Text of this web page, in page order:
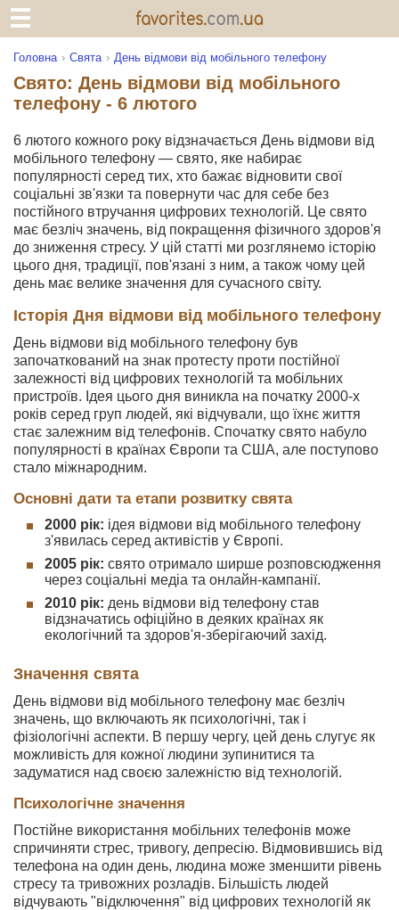
Головна Свята День відмови від мобільного телефону
Свято: День відмови від мобільного
телефону - 6 лютого
6 лютого кожного року відзначається День відмови від
мобільного телефону — свято, яке набирає
популярності серед тих, хто бажає відновити свої
соціальні зв'язки та повернути час для себе без
постійного втручання цифрових технологій. Це свято
має безліч значень, від покращення фізичного здоров'я
до зниження стресу. У цій статті ми розглянемо історію
цього дня, традиції, пов'язані з ним, а також чому цей
день має велике значення для сучасного світу.
Історія Дня відмови від мобільного телефону
День відмови від мобільного телефону був
започаткований на знак протесту проти постійної
залежності від цифрових технологій та мобільних
пристроїв. Ідея цього дня виникла на початку 2000-х
років серед груп людей, які відчували, що їхнє життя
стає залежним від телефонів. Спочатку свято набуло
популярності в країнах Європи та США, але поступово
стало міжнародним.
Основні дати та етапи розвитку свята
2000 рік: ідея відмови від мобільного телефону
з'явилась серед активістів у Європі.
2005 рік: свято отримало ширше розповсюдження
через соціальні медіа та онлайн-кампанії.
2010 рік: день відмови від телефону став
відзначатись офіційно в деяких країнах як
екологічний та здоров'я-зберігаючий захід.
Значення свята
День відмови від мобільного телефону має безліч
значень, що включають як психологічні, так і
фізіологічні аспекти. В першу чергу, цей день слугує як
можливість для кожної людини зупинитися та
задуматися над своєю залежністю від технологій.
Психологічне значення
Постійне використання мобільних телефонів може
спричиняти стрес, тривогу, депресію. Відмовившись від
телефона на один день, людина може зменшити рівень
стресу та тривожних розладів. Більшість людей
відчувають "відключення" від цифрових технологій як